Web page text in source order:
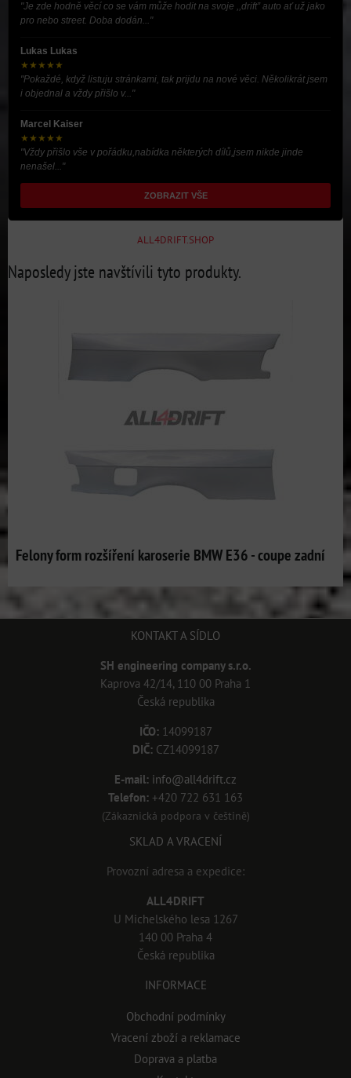
"Je zde hodně věcí co se vám může hodit na svoje ,,drift” auto ať už jako
pro nebo street. Doba dodán..."
Lukas Lukas
★★★★★
"Pokaždé, když listuju stránkami, tak prijdu na nové věci. Několikrát jsem
i objednal a vždy přišlo v..."
Marcel Kaiser
★★★★★
"Vždy přišlo vše v pořádku,nabídka některých dílů,jsem nikde jinde
nenašel..."
ZOBRAZIT VŠE
ALL4DRIFT.SHOP
Naposledy jste navštívili tyto produkty.
Felony form rozšíření karoserie BMW E36 - coupe zadní
KONTAKT A SÍDLO
SH engineering company s.r.o.
Kaprova 42/14, 110 00 Praha 1
Česká republika
IČO:14099187
DIČ:CZ14099187
E-mail: info@all4drift.cz
Telefon: +420 722 631 163
(Zákaznická podpora v češtině)
SKLAD A VRACENÍ
Provozní adresa a expedice:
ALL4DRIFT
U Michelského lesa 1267
140 00 Praha 4
Česká republika
INFORMACE
Obchodní podmínky
Vracení zboží a reklamace
Doprava a platba